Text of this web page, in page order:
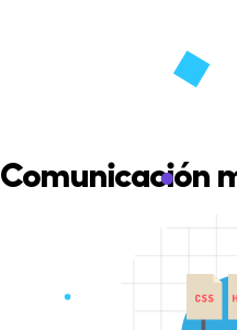
Comunicación